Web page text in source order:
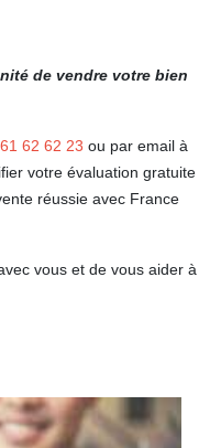
de vendre votre bien
62 62 23 ou par email à
votre évaluation gratuite
réussie avec France
vous et de vous aider à